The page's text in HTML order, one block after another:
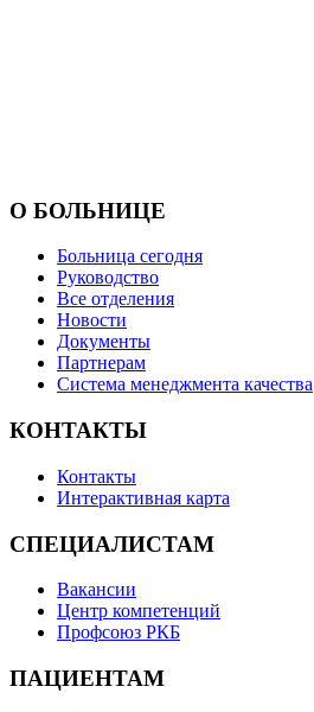
О БОЛЬНИЦЕ
Больница сегодня
Руководство
Все отделения
Новости
Документы
Партнерам
Система менеджмента качества
КОНТАКТЫ
Контакты
Интерактивная карта
СПЕЦИАЛИСТАМ
Вакансии
Центр компетенций
Профсоюз РКБ
ПАЦИЕНТАМ